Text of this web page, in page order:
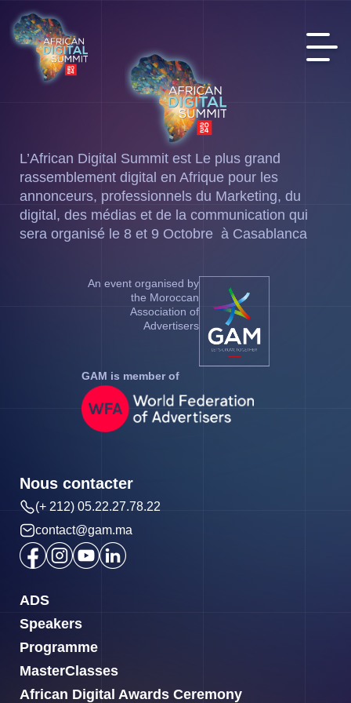
L’African Digital Summit est Le plus grand
rassemblement digital en Afrique pour les
annonceurs, professionnels du Marketing, du
digital, des médias et de la communication qui
sera organisé le 8 et 9 Octobre à Casablanca
An event organised by
the Moroccan
Association of
Advertisers
GAM is member of
ADS
Speakers
Programme
MasterClasses
African Digital Awards Ceremony
Nous contacter
(+ 212) 05.22.27.78.22
contact@gam.ma